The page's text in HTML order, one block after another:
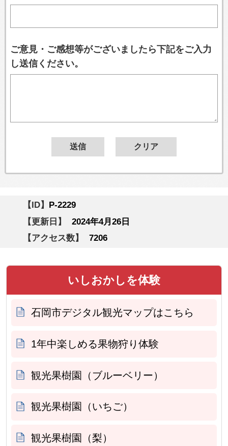
ご意見・ご感想等がございましたら下記をご入力
し送信ください。
【ID】
P-2229
【更新日】
2024年4月26日
【アクセス数】
7206
いしおかしを体験
石岡市デジタル観光マップはこちら
1年中楽しめる果物狩り体験
観光果樹園（ブルーベリー）
観光果樹園（いちご）
観光果樹園（梨）